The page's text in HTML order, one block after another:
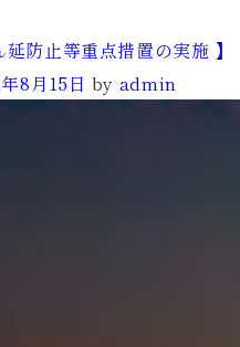
防止等重点措置の実施 】
8月15日 by admin